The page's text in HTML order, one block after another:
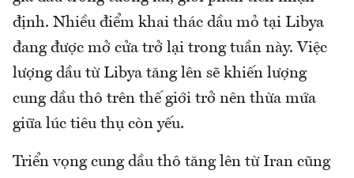
định. Nhiều điểm khai thác dầu mỏ tại Libya
đang được mở cửa trở lại trong tuần này. Việc
lượng dầu từ Libya tăng lên sẽ khiến lượng
cung dầu thô trên thế giới trở nên thừa mứa
giữa lúc tiêu thụ còn yếu.
Triển vọng cung dầu thô tăng lên từ Iran cũng